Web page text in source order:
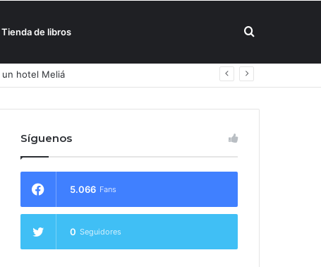
Tienda de libros Buscar
un hotel Meliá
Síguenos
5.066 Fans
0 Seguidores